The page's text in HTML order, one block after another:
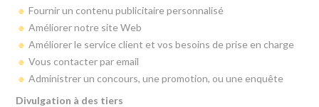
Fournir un contenu publicitaire personnalisé
Améliorer notre site Web
Améliorer le service client et vos besoins de prise en charge
Vous contacter par email
Administrer un concours, une promotion, ou une enquête
Divulgation à des tiers